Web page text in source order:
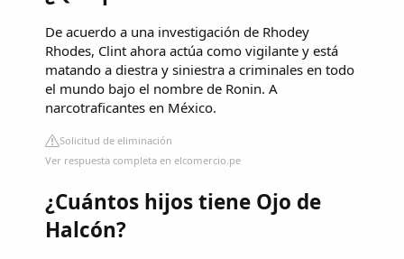
De acuerdo a una investigación de Rhodey
Rhodes, Clint ahora actúa como vigilante y está
matando a diestra y siniestra a criminales en todo
el mundo bajo el nombre de Ronin. A
narcotraficantes en México.
Solicitud de eliminación
Ver respuesta completa en elcomercio.pe
¿Cuántos hijos tiene Ojo de
Halcón?